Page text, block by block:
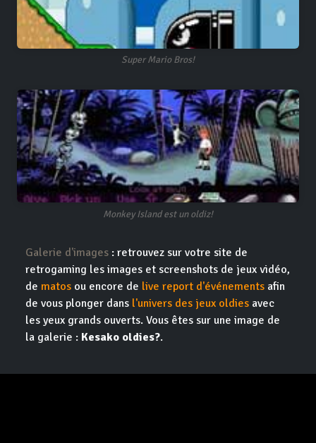
Super Mario Bros!
Monkey Island est un oldiz!
Galerie d'images : retrouvez sur votre site de
retrogaming les images et screenshots de jeux vidéo,
de matos ou encore de live report d'événements afin
de vous plonger dans l'univers des jeux oldies avec
les yeux grands ouverts. Vous êtes sur une image de
la galerie : Kesako oldies?.